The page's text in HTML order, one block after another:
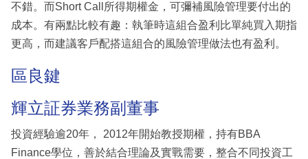
不錯。而Short Call所得期權金，可彌補風險管理要付出的
成本。有兩點比較有趣：執筆時這組合盈利比單純買入期指
更高，而建議客戶配搭這組合的風險管理做法也有盈利。
區良鍵
輝立証券業務副董事
投資經驗逾20年， 2012年開始教授期權，持有BBA
Finance學位，善於結合理論及實戰需要，整合不同投資工